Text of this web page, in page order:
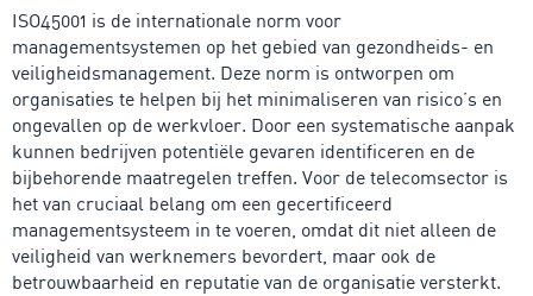
ISO45001 is de internationale norm voor
managementsystemen op het gebied van gezondheids- en
veiligheidsmanagement. Deze norm is ontworpen om
organisaties te helpen bij het minimaliseren van risico’s en
ongevallen op de werkvloer. Door een systematische aanpak
kunnen bedrijven potentiële gevaren identificeren en de
bijbehorende maatregelen treffen. Voor de telecomsector is
het van cruciaal belang om een gecertificeerd
managementsysteem in te voeren, omdat dit niet alleen de
veiligheid van werknemers bevordert, maar ook de
betrouwbaarheid en reputatie van de organisatie versterkt.